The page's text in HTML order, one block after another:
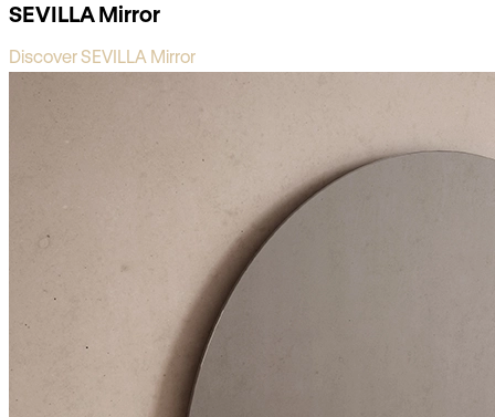
SEVILLA Mirror
Discover SEVILLA Mirror